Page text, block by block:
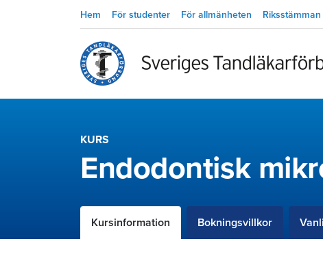
Hem För studenter För allmänheten
KURS
Endodontisk
Kursinformation Bokningsvillkor